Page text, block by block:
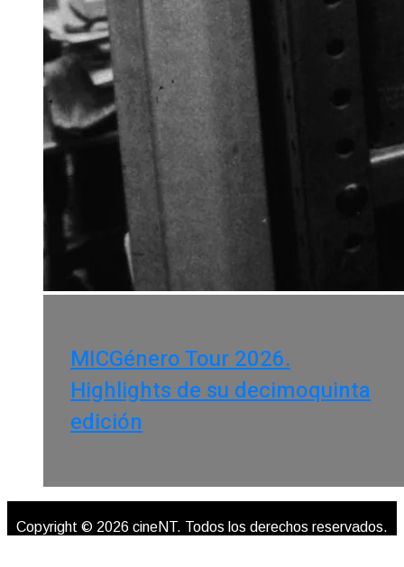
MICGénero Tour 2026.
Highlights de su decimoquinta
edición
Copyright © 2026 cineNT. Todos los derechos reservados.